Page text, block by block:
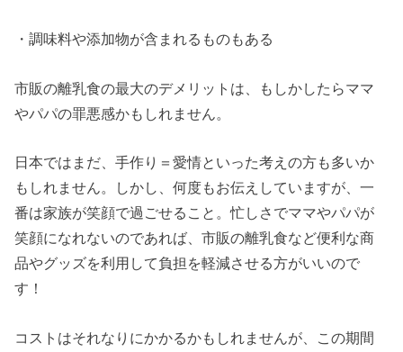
・調味料や添加物が含まれるものもある
市販の離乳食の最大のデメリットは、もしかしたらママ
やパパの罪悪感かもしれません。
日本ではまだ、手作り＝愛情といった考えの方も多いか
もしれません。しかし、何度もお伝えしていますが、一
番は家族が笑顔で過ごせること。忙しさでママやパパが
笑顔になれないのであれば、市販の離乳食など便利な商
品やグッズを利用して負担を軽減させる方がいいので
す！
コストはそれなりにかかるかもしれませんが、この期間